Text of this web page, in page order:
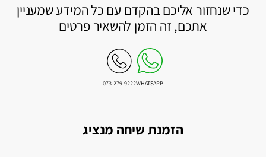
כדי שנחזור אליכם בהקדם עם כל המידע שמעניין
אתכם, זה הזמן להשאיר פרטים
WHATSAPP
073-279-9222
הזמנת שיחה מנציג